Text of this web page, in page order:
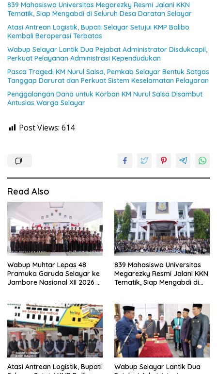
839 Mahasiswa Universitas Megarezky Resmi Jalani KKN
Tematik, Siap Mengabdi di Seluruh Desa Daratan Selayar
Atasi Antrean Logistik, Bupati Selayar Setujui KMP Balibo
Kembali Beroperasi Terbatas
Wabup Selayar Lantik Dua Pejabat Administrator Disdukcapil,
Perkuat Pelayanan Administrasi Kependudukan
Pasca Tragedi KM Nurul Salsa, Pemkab Selayar Bentuk Satgas
Tanggap Darurat dan Perkuat Sistem Keselamatan Pelayaran
Penggalangan Dana untuk Korban KM Nurul Salsa Disambut
Antusias Warga Selayar
Post Views: 614
Read Also
Wabup Muhtar Lepas 48
Pramuka Garuda Selayar ke
Jambore Nasional XII 2026 di
839 Mahasiswa Universitas
Megarezky Resmi Jalani KKN
Tematik, Siap Mengabdi di
Atasi Antrean Logistik, Bupati
Wabup Selayar Lantik Dua